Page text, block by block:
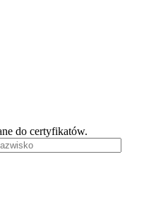
do certyfikatów.